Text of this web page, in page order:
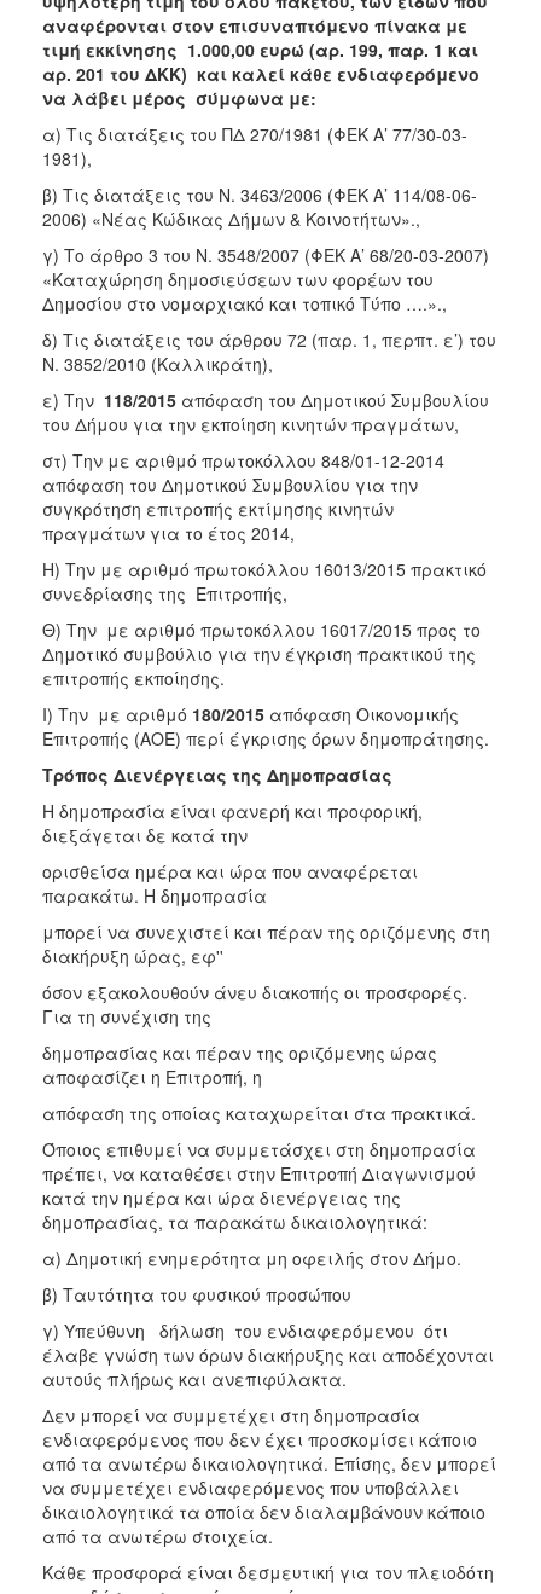
αναφέρονται στον επισυναπτόμενο πίνακα με
τιμή εκκίνησης 1.000,00 ευρώ (αρ. 199, παρ. 1 και
αρ. 201 του ΔΚΚ) και καλεί κάθε ενδιαφερόμενο
να λάβει μέρος σύμφωνα με:
α) Τις διατάξεις του ΠΔ 270/1981 (ΦΕΚ Α’ 77/30-03-
1981),
β) Τις διατάξεις του Ν. 3463/2006 (ΦΕΚ Α’ 114/08-06-
2006) «Νέας Κώδικας Δήμων & Κοινοτήτων».,
γ) Το άρθρο 3 του Ν. 3548/2007 (ΦΕΚ Α’ 68/20-03-2007)
«Καταχώρηση δημοσιεύσεων των φορέων του
Δημοσίου στο νομαρχιακό και τοπικό Τύπο ….».,
δ) Τις διατάξεις του άρθρου 72 (παρ. 1, περπτ. ε’) του
Ν. 3852/2010 (Καλλικράτη),
ε) Την 118/2015 απόφαση του Δημοτικού Συμβουλίου
του Δήμου για την εκποίηση κινητών πραγμάτων,
στ) Την με αριθμό πρωτοκόλλου 848/01-12-2014
απόφαση του Δημοτικού Συμβουλίου για την
συγκρότηση επιτροπής εκτίμησης κινητών
πραγμάτων για το έτος 2014,
Η) Την με αριθμό πρωτοκόλλου 16013/2015 πρακτικό
συνεδρίασης της Επιτροπής,
Θ) Την με αριθμό πρωτοκόλλου 16017/2015 προς το
Δημοτικό συμβούλιο για την έγκριση πρακτικού της
επιτροπής εκποίησης.
Ι) Την με αριθμό 180/2015 απόφαση Οικονομικής
Επιτροπής (ΑΟΕ) περί έγκρισης όρων δημοπράτησης.
Τρόπος Διενέργειας της Δημοπρασίας
Η δημοπρασία είναι φανερή και προφορική,
διεξάγεται δε κατά την
ορισθείσα ημέρα και ώρα που αναφέρεται
παρακάτω. Η δημοπρασία
μπορεί να συνεχιστεί και πέραν της οριζόμενης στη
διακήρυξη ώρας, εφ''
όσον εξακολουθούν άνευ διακοπής οι προσφορές.
Για τη συνέχιση της
δημοπρασίας και πέραν της οριζόμενης ώρας
αποφασίζει η Επιτροπή, η
απόφαση της οποίας καταχωρείται στα πρακτικά.
Όποιος επιθυμεί να συμμετάσχει στη δημοπρασία
πρέπει, να καταθέσει στην Επιτροπή Διαγωνισμού
κατά την ημέρα και ώρα διενέργειας της
δημοπρασίας, τα παρακάτω δικαιολογητικά:
α) Δημοτική ενημερότητα μη οφειλής στον Δήμο.
β) Ταυτότητα του φυσικού προσώπου
γ) Υπεύθυνη δήλωση του ενδιαφερόμενου ότι
έλαβε γνώση των όρων διακήρυξης και αποδέχονται
αυτούς πλήρως και ανεπιφύλακτα.
Δεν μπορεί να συμμετέχει στη δημοπρασία
ενδιαφερόμενος που δεν έχει προσκομίσει κάποιο
από τα ανωτέρω δικαιολογητικά. Επίσης, δεν μπορεί
να συμμετέχει ενδιαφερόμενος που υποβάλλει
δικαιολογητικά τα οποία δεν διαλαμβάνουν κάποιο
από τα ανωτέρω στοιχεία.
Κάθε προσφορά είναι δεσμευτική για τον πλειοδότη